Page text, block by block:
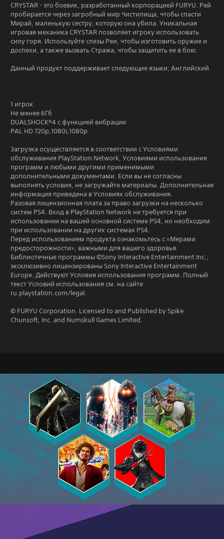
CRYSTAR - это боевик, разработанный корпорацией FURYU. Рей
пробирается через загробный мир Чистилища, чтобы спасти
Мирай, маленькую сестру, которую она убила. Уникальная
игровая механика CRYSTAR позволяет игроку использовать
силу горя. Используйте слезы Реи, чтобы изготовить оружие и
доспехи, а также вызвать Стража, чтобы защитить ее в бою.
Данный продукт поддерживает следующие языки; Английский
1 игрок
Не менее 6Гб
DUALSHOCK®4 с функцией вибрации
PAL HD 720p,1080i,1080p
Загрузка осуществляется в соответствии с Условиями
обслуживания PlayStation Network, Условиями использования
программ и любыми другими применимыми
дополнительными документами. Если вы не согласны
выполнять условия, не загружайте материалы. Дополнительная
информация приведена в Условиях обслуживания.
Разовая лицензионная плата за право загрузки на несколько
систем PS4. Вход в PlayStation Network не требуется при
использовании на вашей основной системе PS4, но необходим
при использовании на других системах PS4.
Перед использованием продукта ознакомьтесь с «Мерами
предосторожности», важными для вашего здоровья.
Библиотечные программы ©Sony Interactive Entertainment Inc.,
эксклюзивно лицензированы Sony Interactive Entertainment
Europe. Действуют Условия использования программ. Полный
текст Условий использования см. на сайте
ru.playstation.com/legal.
© FURYU Corporation. Licensed to and Published by Spike
Chunsoft, Inc. and Numskull Games Limited.